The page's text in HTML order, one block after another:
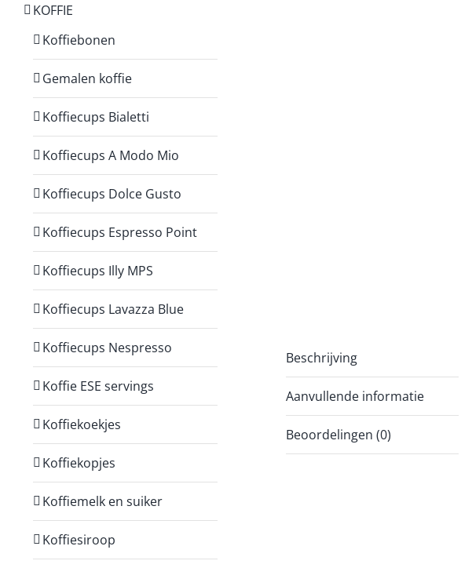
Beschrijving
Aanvullende informatie
Beoordelingen (0)
KOFFIE
Koffiebonen
Gemalen koffie
Koffiecups Bialetti
Koffiecups A Modo Mio
Koffiecups Dolce Gusto
Koffiecups Espresso Point
Koffiecups Illy MPS
Koffiecups Lavazza Blue
Koffiecups Nespresso
Koffie ESE servings
Koffiekoekjes
Koffiekopjes
Koffiemelk en suiker
Koffiesiroop